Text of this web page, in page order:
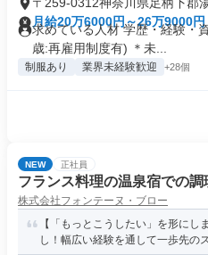
月給20万6000円～26万9000円
求めている人材 学歴・経験・
歳:再雇用制度有) ＊未...
制服あり 業界未経験歓迎 +28個
NEW 正社員
フランス料理の温泉宿での調
株式会社フォンテーヌ・ブロー
【「もっとこうしたい」を形にし
し！幅広い経験を通して一歩先の